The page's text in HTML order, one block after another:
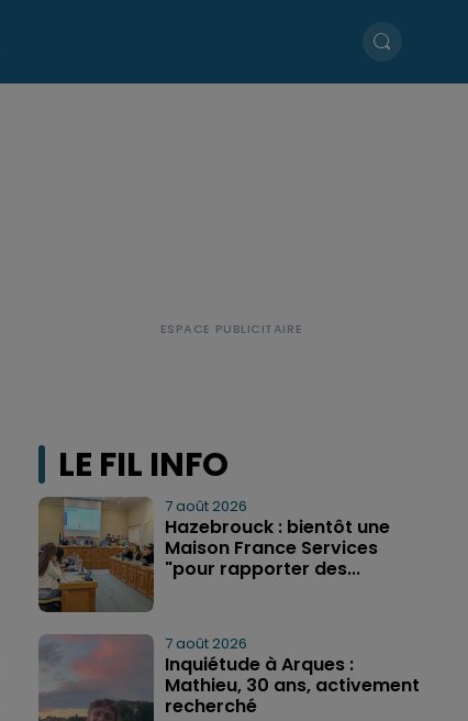
LE FIL INFO
7 août 2026
Hazebrouck : bientôt une
Maison France Services
"pour rapporter des...
7 août 2026
Inquiétude à Arques :
Mathieu, 30 ans, activement
recherché